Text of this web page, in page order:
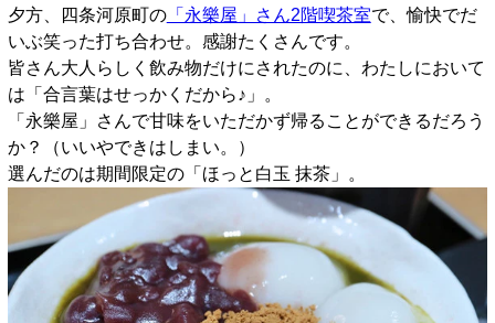
夕方、四条河原町の「永樂屋」さん2階喫茶室で、愉快でだ
いぶ笑った打ち合わせ。感謝たくさんです。
皆さん大人らしく飲み物だけにされたのに、わたしにおいて
は「合言葉はせっかくだから♪」。
「永樂屋」さんで甘味をいただかず帰ることができるだろう
か？（いいやできはしまい。）
選んだのは期間限定の「ほっと白玉 抹茶」。